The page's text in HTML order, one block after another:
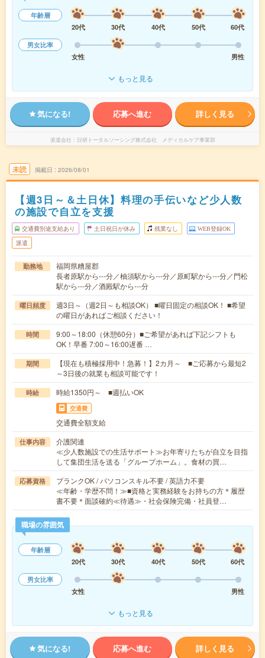
年齢層
20代
30代 40代 50代
60代
男女比率
女性
男性
もっと見る
気になる! 応募へ進む 詳しく見る
派遣会社 日研トータルソーシング株式会社 メディカルケア事業部
未読 掲載日 2026/08/01
【週3日～＆土日休】料理の手伝いなど少人数
の施設で自立を支援
交通費別途支給あり 土日祝日が休み 残業なし WEB登録OK
派遣
勤務地
福岡県糟屋郡
長者原駅から---分／柚須駅から---分／原町駅から---分／門松
駅から---分／酒殿駅から---分
曜日頻度
週3日～（週2日～も相談OK） ■曜日固定の相談OK！ ■希望
の曜日があればご相談ください！
時間
9:00～18:00（休憩60分）■ご希望があれば下記シフトも
OK！早番 7:00～16:00遅番 …
期間
【現在も積極採用中！急募！】2カ月～ ■ご応募から最短2
～3日後の就業も相談可能です！
時給 時給1350円～ ■週払いOK
交通費
交通費全額支給
仕事内容
介護関連
≪少人数施設での生活サポート≫お年寄りたちが自立を目指
して集団生活を送る「グループホーム」。食材の買…
応募資格
ブランクOK / パソコンスキル不要 / 英語力不要
≪年齢・学歴不問！≫■資格と実務経験をお持ちの方＊履歴
書不要＊面談確約≪待遇≫・社会保険完備・社員登…
職場の雰囲気
年齢層
20代
30代 40代 50代
60代
男女比率
女性
男性
もっと見る
気になる! 応募へ進む 詳しく見る